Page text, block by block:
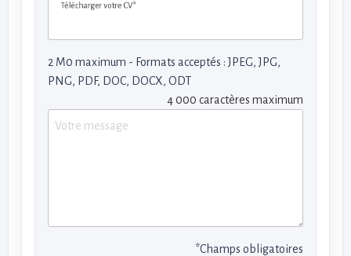
Télécharger votre CV*
2 M0 maximum - Formats acceptés : JPEG, JPG,
PNG, PDF, DOC, DOCX, ODT
4 000 caractères maximum
*Champs obligatoires